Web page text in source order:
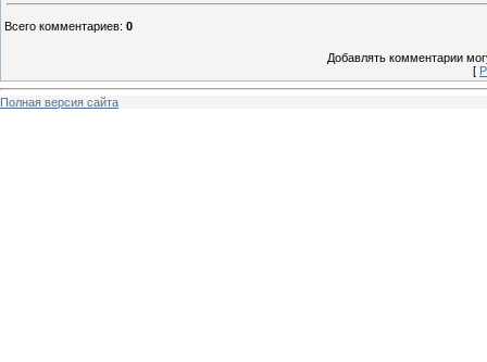
Всего комментариев: 0
Добавлять комментарии
[
Полная версия сайта